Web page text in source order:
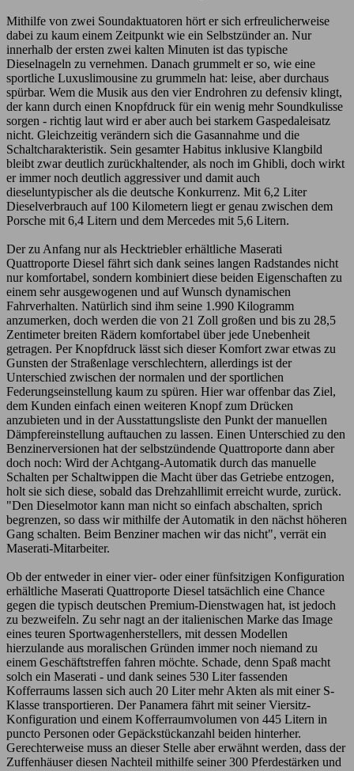
Mithilfe von zwei Soundaktuatoren hört er sich erfreulicherweise
dabei zu kaum einem Zeitpunkt wie ein Selbstzünder an. Nur
innerhalb der ersten zwei kalten Minuten ist das typische
Dieselnageln zu vernehmen. Danach grummelt er so, wie eine
sportliche Luxuslimousine zu grummeln hat: leise, aber durchaus
spürbar. Wem die Musik aus den vier Endrohren zu defensiv klingt,
der kann durch einen Knopfdruck für ein wenig mehr Soundkulisse
sorgen - richtig laut wird er aber auch bei starkem Gaspedaleisatz
nicht. Gleichzeitig verändern sich die Gasannahme und die
Schaltcharakteristik. Sein gesamter Habitus inklusive Klangbild
bleibt zwar deutlich zurückhaltender, als noch im Ghibli, doch wirkt
er immer noch deutlich aggressiver und damit auch
dieseluntypischer als die deutsche Konkurrenz. Mit 6,2 Liter
Dieselverbrauch auf 100 Kilometern liegt er genau zwischen dem
Porsche mit 6,4 Litern und dem Mercedes mit 5,6 Litern.
Der zu Anfang nur als Hecktriebler erhältliche Maserati
Quattroporte Diesel fährt sich dank seines langen Radstandes nicht
nur komfortabel, sondern kombiniert diese beiden Eigenschaften zu
einem sehr ausgewogenen und auf Wunsch dynamischen
Fahrverhalten. Natürlich sind ihm seine 1.990 Kilogramm
anzumerken, doch werden die von 21 Zoll großen und bis zu 28,5
Zentimeter breiten Rädern komfortabel über jede Unebenheit
getragen. Per Knopfdruck lässt sich dieser Komfort zwar etwas zu
Gunsten der Straßenlage verschlechtern, allerdings ist der
Unterschied zwischen der normalen und der sportlichen
Federungseinstellung kaum zu spüren. Hier war offenbar das Ziel,
dem Kunden einfach einen weiteren Knopf zum Drücken
anzubieten und in der Ausstattungsliste den Punkt der manuellen
Dämpfereinstellung auftauchen zu lassen. Einen Unterschied zu den
Benzinerversionen hat der selbstzündende Quattroporte dann aber
doch noch: Wird der Achtgang-Automatik durch das manuelle
Schalten per Schaltwippen die Macht über das Getriebe entzogen,
holt sie sich diese, sobald das Drehzahllimit erreicht wurde, zurück.
"Den Dieselmotor kann man nicht so einfach abschalten, sprich
begrenzen, so dass wir mithilfe der Automatik in den nächst höheren
Gang schalten. Beim Benziner machen wir das nicht", verrät ein
Maserati-Mitarbeiter.
Ob der entweder in einer vier- oder einer fünfsitzigen Konfiguration
erhältliche Maserati Quattroporte Diesel tatsächlich eine Chance
gegen die typisch deutschen Premium-Dienstwagen hat, ist jedoch
zu bezweifeln. Zu sehr nagt an der italienischen Marke das Image
eines teuren Sportwagenherstellers, mit dessen Modellen
hierzulande aus moralischen Gründen immer noch niemand zu
einem Geschäftstreffen fahren möchte. Schade, denn Spaß macht
solch ein Maserati - und dank seines 530 Liter fassenden
Kofferraums lassen sich auch 20 Liter mehr Akten als mit einer S-
Klasse transportieren. Der Panamera fährt mit seiner Viersitz-
Konfiguration und einem Kofferraumvolumen von 445 Litern in
puncto Personen oder Gepäckstückanzahl beiden hinterher.
Gerechterweise muss an dieser Stelle aber erwähnt werden, dass der
Zuffenhäuser diesen Nachteil mithilfe seiner 300 Pferdestärken und